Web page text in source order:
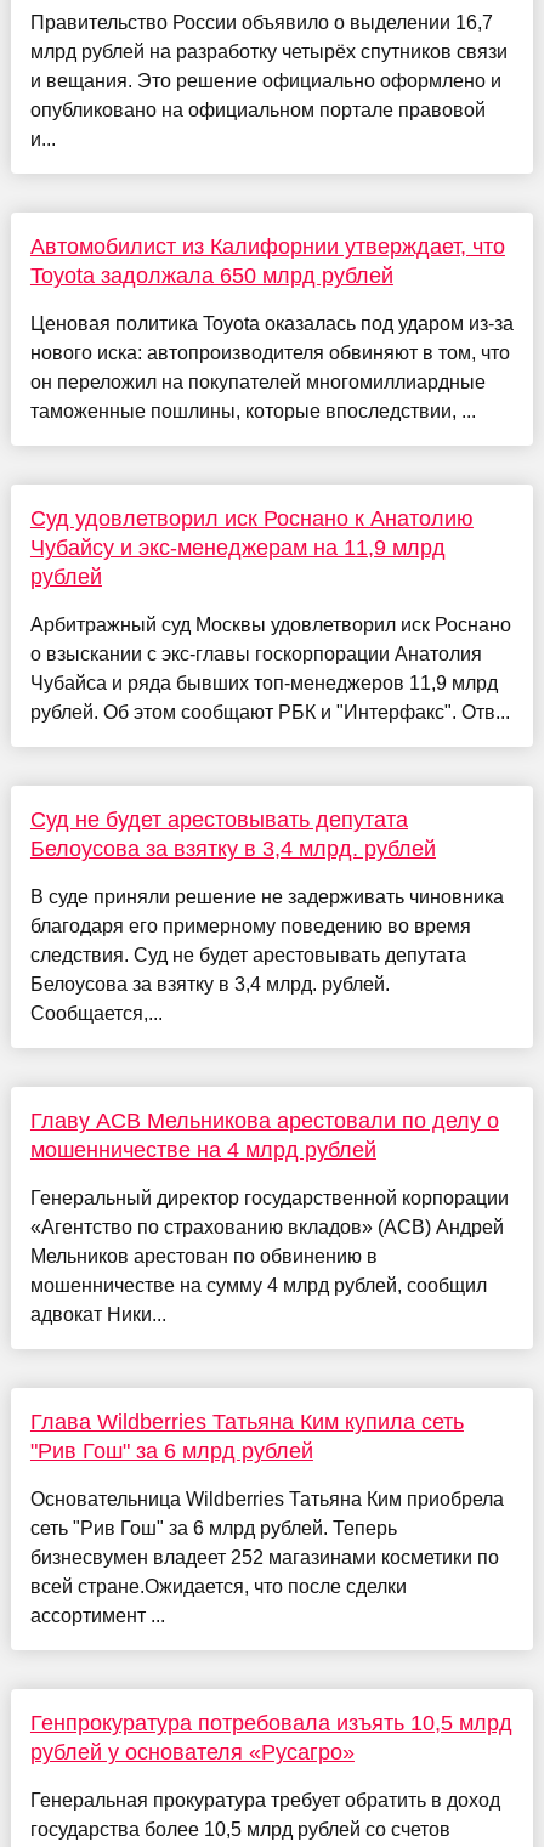
Правительство России объявило о выделении 16,7
млрд рублей на разработку четырёх спутников связи
и вещания. Это решение официально оформлено и
опубликовано на официальном портале правовой
и...
Автомобилист из Калифорнии утверждает, что
Toyota задолжала 650 млрд рублей
Ценовая политика Toyota оказалась под ударом из-за
нового иска: автопроизводителя обвиняют в том, что
он переложил на покупателей многомиллиардные
таможенные пошлины, которые впоследствии, ...
Суд удовлетворил иск Роснано к Анатолию
Чубайсу и экс-менеджерам на 11,9 млрд
рублей
Арбитражный суд Москвы удовлетворил иск Роснано
о взыскании с экс-главы госкорпорации Анатолия
Чубайса и ряда бывших топ-менеджеров 11,9 млрд
рублей. Об этом сообщают РБК и "Интерфакс". Отв...
Суд не будет арестовывать депутата
Белоусова за взятку в 3,4 млрд. рублей
В суде приняли решение не задерживать чиновника
благодаря его примерному поведению во время
следствия. Суд не будет арестовывать депутата
Белоусова за взятку в 3,4 млрд. рублей.
Сообщается,...
Главу АСВ Мельникова арестовали по делу о
мошенничестве на 4 млрд рублей
Генеральный директор государственной корпорации
«Агентство по страхованию вкладов» (АСВ) Андрей
Мельников арестован по обвинению в
мошенничестве на сумму 4 млрд рублей, сообщил
адвокат Ники...
Глава Wildberries Татьяна Ким купила сеть
"Рив Гош" за 6 млрд рублей
Основательница Wildberries Татьяна Ким приобрела
сеть "Рив Гош" за 6 млрд рублей. Теперь
бизнесвумен владеет 252 магазинами косметики по
всей стране.Ожидается, что после сделки
ассортимент ...
Генпрокуратура потребовала изъять 10,5 млрд
рублей у основателя «Русагро»
Генеральная прокуратура требует обратить в доход
государства более 10,5 млрд рублей со счетов